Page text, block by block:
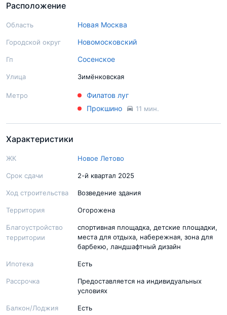
Расположение
Область Новая Москва
Городской округ Новомосковский
Гп Сосенское
Улица Зимёнковская
Метро
Филатов луг
Прокшино
11 мин.
Характеристики
ЖК Новое Летово
Срок сдачи 2-й квартал 2025
Ход строительства Возведение здания
Территория Огорожена
Благоустройство
территории
спортивная площадка, детские площадки,
места для отдыха, набережная, зона для
барбекю, ландшафтный дизайн
Ипотека Есть
Рассрочка
Предоставляется на индивидуальных
условиях
Балкон/Лоджия Есть